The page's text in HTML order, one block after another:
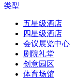
类型
五星级酒店
四星级酒店
会议展览中心
剧院礼堂
创意园区
体育场馆